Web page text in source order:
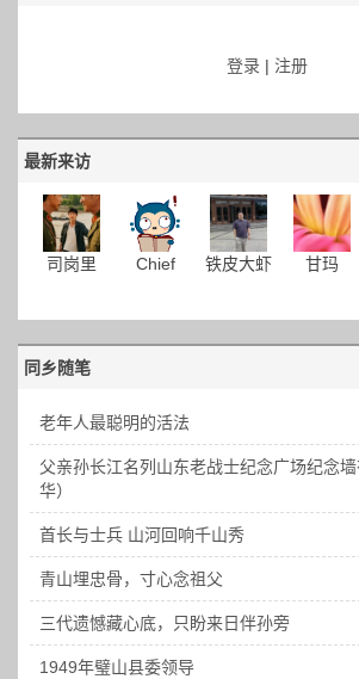
登录 | 注册
最新来访
司岗里 Chief 铁皮大虾 甘玛
同乡随笔
老年人最聪明的活法
父亲孙长江名列山东老战士纪念广场纪念
华）
首长与士兵 山河回响千山秀
青山埋忠骨，寸心念祖父
三代遗憾藏心底，只盼来日伴孙旁
1949年璧山县委领导